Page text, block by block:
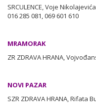
SRCULENCE, Voje
016 285 081, 069 601 610
MRAMORAK
ZR ZDRAVA HRANA,
NOVI PAZAR
SZR ZDRAVA HRANA, Rifata